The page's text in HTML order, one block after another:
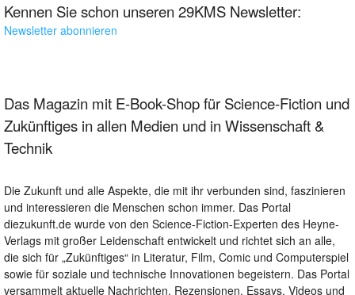
Kennen Sie schon unseren 29KMS Newsletter:
Newsletter abonnieren
Das Magazin mit E-Book-Shop für Science-Fiction und
Zukünftiges in allen Medien und in Wissenschaft &
Technik
Die Zukunft und alle Aspekte, die mit ihr verbunden sind, faszinieren
und interessieren die Menschen schon immer. Das Portal
diezukunft.de wurde von den Science-Fiction-Experten des Heyne-
Verlags mit großer Leidenschaft entwickelt und richtet sich an alle,
die sich für „Zukünftiges“ in Literatur, Film, Comic und Computerspiel
sowie für soziale und technische Innovationen begeistern. Das Portal
versammelt aktuelle Nachrichten, Rezensionen, Essays, Videos und